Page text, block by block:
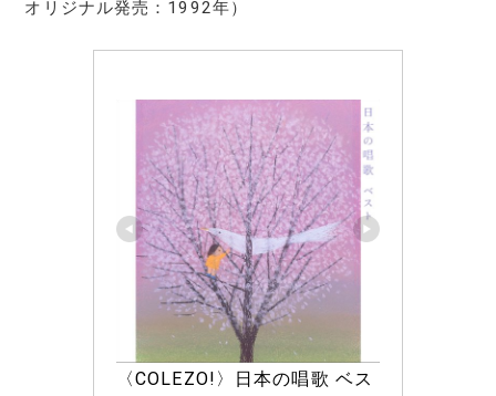
オリジナル発売：1992年）
〈COLEZO!〉日本の唱歌 ベス